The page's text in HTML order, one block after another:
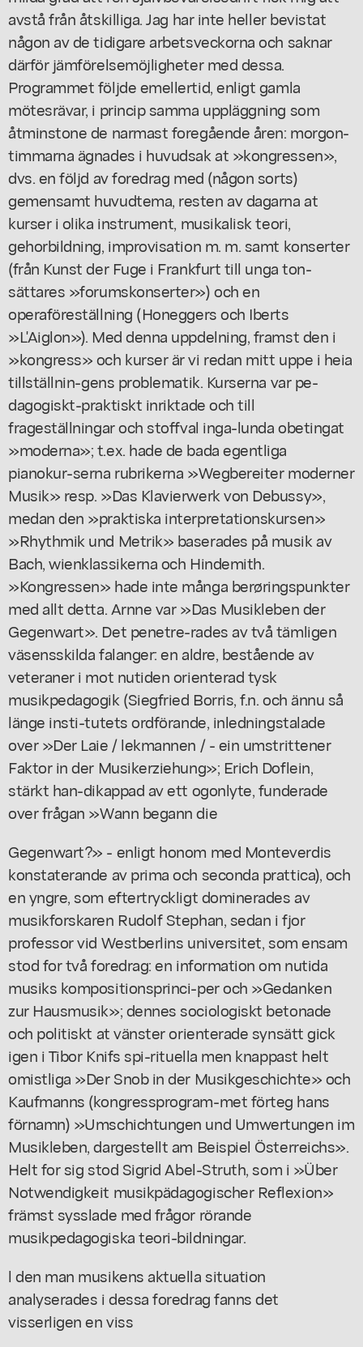
avstå från åtskilliga. Jag har inte heller bevistat
någon av de tidigare arbetsveckorna och saknar
därför jämförelsemöjligheter med dessa.
Programmet följde emellertid, enligt gamla
mötesrävar, i princip samma uppläggning som
åtminstone de narmast foregående åren: morgon-
timmarna ägnades i huvudsak at »kongressen»,
dvs. en följd av foredrag med (någon sorts)
gemensamt huvudtema, resten av dagarna at
kurser i olika instrument, musikalisk teori,
gehorbildning, improvisation m. m. samt konserter
(från Kunst der Fuge i Frankfurt till unga ton-
sättares »forumskonserter») och en
operaföreställning (Honeggers och Iberts
»L'Aiglon»). Med denna uppdelning, framst den i
»kongress» och kurser är vi redan mitt uppe i heia
tillställnin-gens problematik. Kurserna var pe-
dagogiskt-praktiskt inriktade och till
frageställningar och stoffval inga-lunda obetingat
»moderna»; t.ex. hade de bada egentliga
pianokur-serna rubrikerna »Wegbereiter moderner
Musik» resp. »Das Klavierwerk von Debussy»,
medan den »praktiska interpretationskursen»
»Rhythmik und Metrik» baserades på musik av
Bach, wienklassikerna och Hindemith.
»Kongressen» hade inte många berøringspunkter
med allt detta. Arnne var »Das Musikleben der
Gegenwart». Det penetre-rades av två tämligen
väsensskilda falanger: en aldre, bestående av
veteraner i mot nutiden orienterad tysk
musikpedagogik (Siegfried Borris, f.n. och ännu så
länge insti-tutets ordförande, inledningstalade
over »Der Laie / lekmannen / - ein umstrittener
Faktor in der Musikerziehung»; Erich Doflein,
stärkt han-dikappad av ett ogonlyte, funderade
over frågan »Wann begann die
Gegenwart?» - enligt honom med Monteverdis
konstaterande av prima och seconda prattica), och
en yngre, som eftertryckligt dominerades av
musikforskaren Rudolf Stephan, sedan i fjor
professor vid Westberlins universitet, som ensam
stod for två foredrag: en information om nutida
musiks kompositionsprinci-per och »Gedanken
zur Hausmusik»; dennes sociologiskt betonade
och politiskt at vänster orienterade synsätt gick
igen i Tibor Knifs spi-rituella men knappast helt
omistliga »Der Snob in der Musikgeschichte» och
Kaufmanns (kongressprogram-met förteg hans
förnamn) »Umschichtungen und Umwertungen im
Musikleben, dargestellt am Beispiel Österreichs».
Helt for sig stod Sigrid Abel-Struth, som i »Über
Notwendigkeit musikpädagogischer Reflexion»
främst sysslade med frågor rörande
musikpedagogiska teori-bildningar.
l den man musikens aktuella situation
analyserades i dessa foredrag fanns det
visserligen en viss